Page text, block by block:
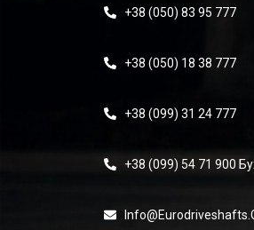
+38 (050) 83 95 777
+38 (050) 18 38 777
+38 (099) 31 24 777
+38 (099) 54 71 900